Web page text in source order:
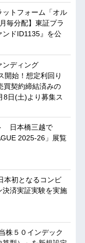
ットフォーム「オル
毎分配】東証プラ
ンドID1135』を公
ンディング
開始！想定利回り
買契約締結済みの
8日(土)より募集ス
日本橋三越で
2025-26」展覧
本初となるコンビ
決済実証実験を実施
株５０インデック